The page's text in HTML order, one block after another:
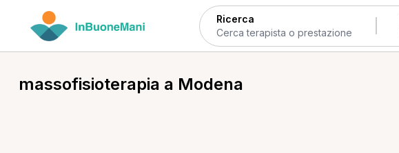
Ricerca
massofisioterapia a Modena